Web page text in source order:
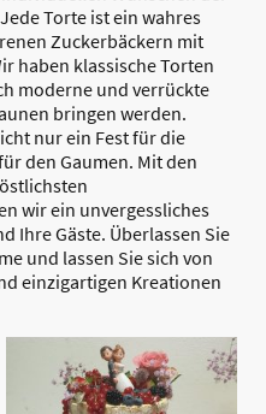
Torte ist ein wahres
Zuckerbäckern mit
haben klassische Torten
moderne und verrückte
bringen werden.
nur ein Fest für die
den Gaumen. Mit den
wir ein unvergessliches
Ihre Gäste. Überlassen Sie
und lassen Sie sich von
einzigartigen Kreationen